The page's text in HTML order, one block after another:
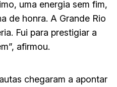
uma energia sem fim,
de honra. A Grande Rio
Fui para prestigiar a
afirmou.
chegaram a apontar